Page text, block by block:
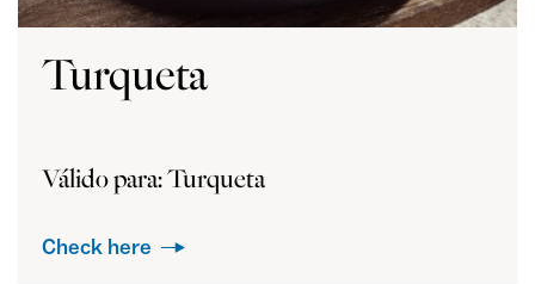
Turqueta
Válido para: Turqueta
Check here